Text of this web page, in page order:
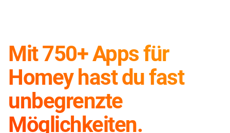
Mit 750+ Apps für
Homey hast du fast
unbegrenzte
Möglichkeiten.